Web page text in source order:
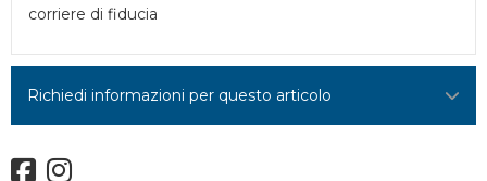
corriere di fiducia
Richiedi informazioni per questo articolo